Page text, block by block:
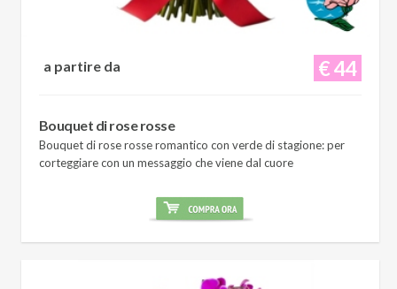
€ 44
a partire da
Bouquet di rose rosse
Bouquet di rose rosse romantico con verde di stagione: per
corteggiare con un messaggio che viene dal cuore